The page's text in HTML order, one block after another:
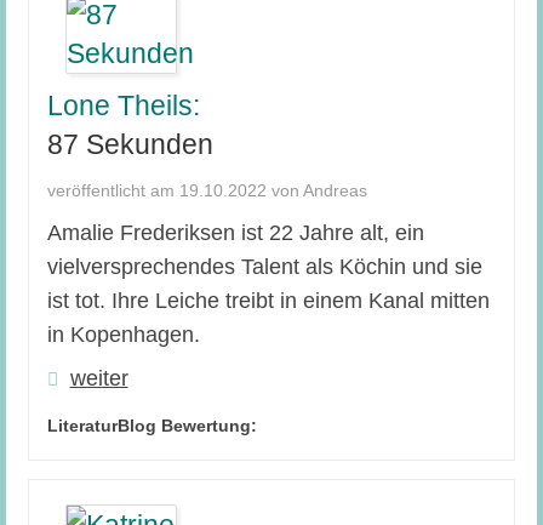
Lone Theils:
87 Sekunden
veröffentlicht am 19.10.2022 von Andreas
Amalie Frederiksen ist 22 Jahre alt, ein
vielversprechendes Talent als Köchin und sie
ist tot. Ihre Leiche treibt in einem Kanal mitten
in Kopenhagen.
weiter
LiteraturBlog Bewertung: